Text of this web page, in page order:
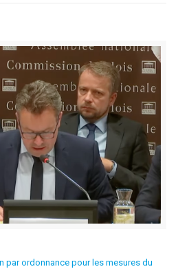
par ordonnance pour les mesures du